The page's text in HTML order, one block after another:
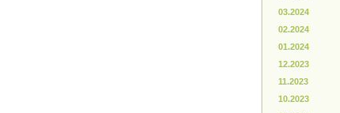
03.2024
02.2024
01.2024
12.2023
11.2023
10.2023